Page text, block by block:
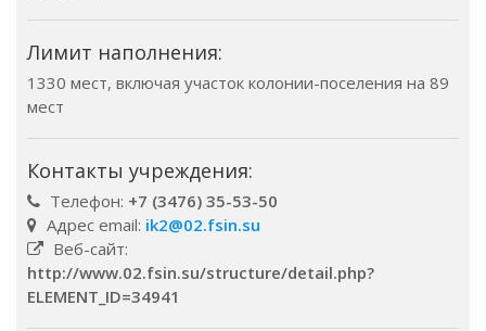
Лимит наполнения:
1330 мест, включая участок колонии-поселения на 89
мест
Контакты учреждения:
Телефон: +7 (3476) 35-53-50
Адрес email: ik2@02.fsin.su
Веб-сайт:
http://www.02.fsin.su/structure/detail.php?
ELEMENT_ID=34941